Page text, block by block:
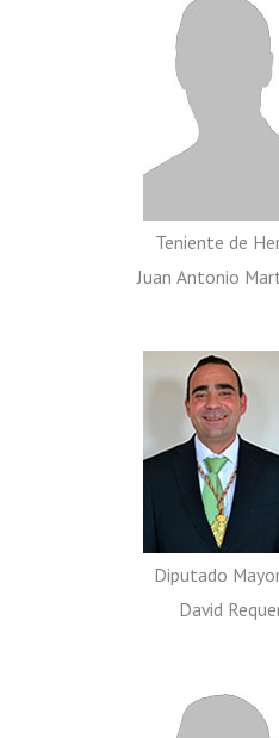
Teniente de
Juan Antonio
Diputado
David